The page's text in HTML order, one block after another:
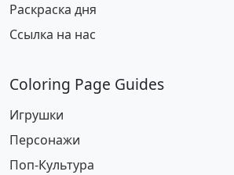
Раскраска дня
Ссылка на нас
Coloring Page Guides
Игрушки
Персонажи
Поп-Культура